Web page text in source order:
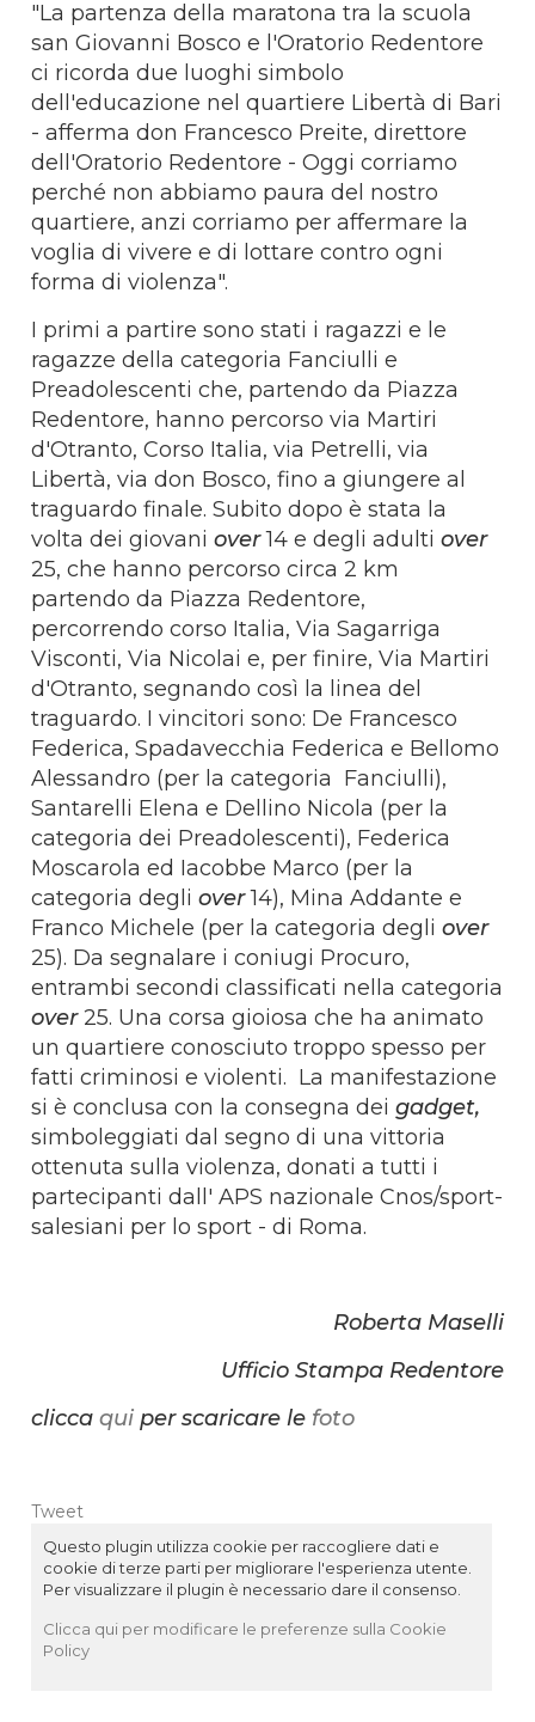
"La partenza della maratona tra la scuola
san Giovanni Bosco e l'Oratorio Redentore
ci ricorda due luoghi simbolo
dell'educazione nel quartiere Libertà di Bari
- afferma don Francesco Preite, direttore
dell'Oratorio Redentore - Oggi corriamo
perché non abbiamo paura del nostro
quartiere, anzi corriamo per affermare la
voglia di vivere e di lottare contro ogni
forma di violenza".
I primi a partire sono stati i ragazzi e le
ragazze della categoria Fanciulli e
Preadolescenti che, partendo da Piazza
Redentore, hanno percorso via Martiri
d'Otranto, Corso Italia, via Petrelli, via
Libertà, via don Bosco, fino a giungere al
traguardo finale. Subito dopo è stata la
volta dei giovaniover14 e degli adultiover
25, che hanno percorso circa 2 km
partendo da Piazza Redentore,
percorrendo corso Italia, Via Sagarriga
Visconti, Via Nicolai e, per finire, Via Martiri
d'Otranto, segnando così la linea del
traguardo. I vincitori sono: De Francesco
Federica, Spadavecchia Federica e Bellomo
Alessandro (per la categoria Fanciulli),
Santarelli Elena e Dellino Nicola (per la
categoria dei Preadolescenti), Federica
Moscarola ed Iacobbe Marco (per la
categoria degliover14), Mina Addante e
Franco Michele (per la categoria degliover
25). Da segnalare i coniugi Procuro,
entrambi secondi classificati nella categoria
over25. Una corsa gioiosa che ha animato
un quartiere conosciuto troppo spesso per
fatti criminosi e violenti. La manifestazione
si è conclusa con la consegna deigadget,
simboleggiati dal segno di una vittoria
ottenuta sulla violenza, donati a tutti i
partecipanti dall' APS nazionale Cnos/sport-
salesiani per lo sport - di Roma.
Roberta Maselli
Ufficio Stampa Redentore
cliccaquiper scaricare le foto
Tweet
Questo plugin utilizza cookie per raccogliere dati e
cookie di terze parti per migliorare l'esperienza utente.
Per visualizzare il plugin è necessario dare il consenso.
Clicca qui per modificare le preferenze sulla Cookie
Policy